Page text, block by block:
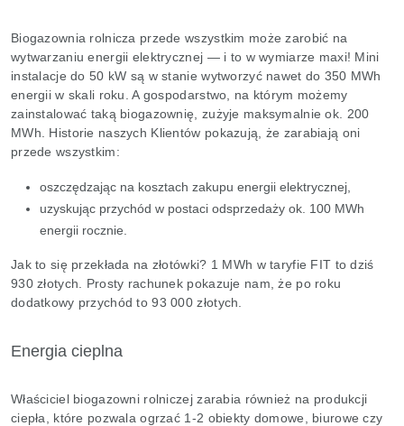
Biogazownia rolnicza przede wszystkim może zarobić na
wytwarzaniu energii elektrycznej — i to w wymiarze maxi! Mini
instalacje do 50 kW są w stanie wytworzyć nawet do 350 MWh
energii w skali roku. A gospodarstwo, na którym możemy
zainstalować taką biogazownię, zużyje maksymalnie ok. 200
MWh. Historie naszych Klientów pokazują, że zarabiają oni
przede wszystkim:
oszczędzając na kosztach zakupu energii elektrycznej,
uzyskując przychód w postaci odsprzedaży ok. 100 MWh
energii rocznie.
Jak to się przekłada na złotówki? 1 MWh w taryfie FIT to dziś
930 złotych. Prosty rachunek pokazuje nam, że po roku
dodatkowy przychód to 93 000 złotych.
Energia cieplna
Właściciel biogazowni rolniczej zarabia również na produkcji
ciepła, które pozwala ogrzać 1-2 obiekty domowe, biurowe czy